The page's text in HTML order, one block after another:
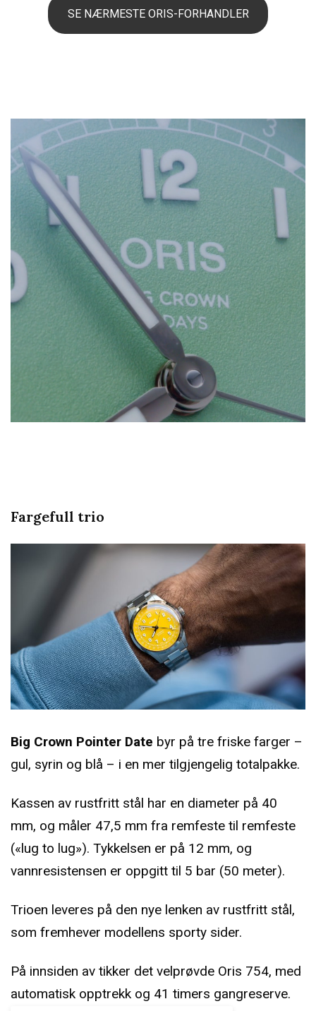
SE NÆRMESTE ORIS-FORHANDLER
Fargefull trio
Big Crown Pointer Date byr på tre friske farger –
gul, syrin og blå – i en mer tilgjengelig totalpakke.
Kassen av rustfritt stål har en diameter på 40
mm, og måler 47,5 mm fra remfeste til remfeste
(«lug to lug»). Tykkelsen er på 12 mm, og
vannresistensen er oppgitt til 5 bar (50 meter).
Trioen leveres på den nye lenken av rustfritt stål,
som fremhever modellens sporty sider.
På innsiden av tikker det velprøvde Oris 754, med
automatisk opptrekk og 41 timers gangreserve.